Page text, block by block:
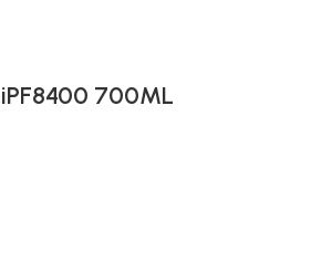
700ML